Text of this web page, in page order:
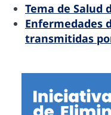
Tema de Salud
Enfermedades
transmitidas